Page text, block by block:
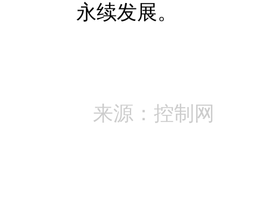
永续发展。
来源：控制网